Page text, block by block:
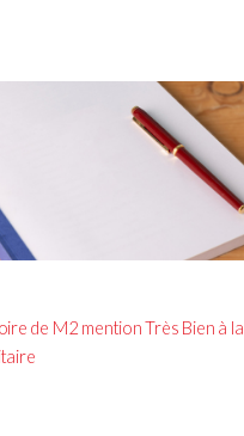
de M2 mention Très Bien à la